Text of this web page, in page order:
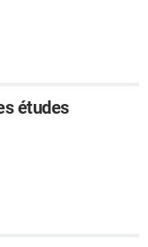
études